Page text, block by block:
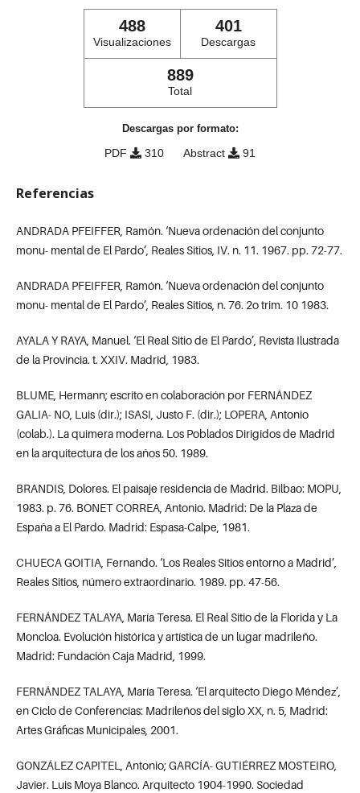
488
Visualizaciones
401
Descargas
889
Total
Descargas por formato:
PDF 310 Abstract 91
Referencias
ANDRADA PFEIFFER, Ramón. ‘Nueva ordenación del conjunto
monu- mental de El Pardo’, Reales Sitios, IV. n. 11. 1967. pp. 72-77.
ANDRADA PFEIFFER, Ramón. ‘Nueva ordenación del conjunto
monu- mental de El Pardo’, Reales Sitios, n. 76. 2o trim. 10 1983.
AYALA Y RAYA, Manuel. ‘El Real Sitio de El Pardo’, Revista Ilustrada
de la Provincia. t. XXIV. Madrid, 1983.
BLUME, Hermann; escrito en colaboración por FERNÁNDEZ
GALIA- NO, Luis (dir.); ISASI, Justo F. (dir.); LOPERA, Antonio
(colab.). La quimera moderna. Los Poblados Dirigidos de Madrid
en la arquitectura de los años 50. 1989.
BRANDIS, Dolores. El paisaje residencia de Madrid. Bilbao: MOPU,
1983. p. 76. BONET CORREA, Antonio. Madrid: De la Plaza de
España a El Pardo. Madrid: Espasa-Calpe, 1981.
CHUECA GOITIA, Fernando. ‘Los Reales Sitios entorno a Madrid’,
Reales Sitios, número extraordinario. 1989. pp. 47-56.
FERNÁNDEZ TALAYA, María Teresa. El Real Sitio de la Florida y La
Moncloa. Evolución histórica y artística de un lugar madrileño.
Madrid: Fundación Caja Madrid, 1999.
FERNÁNDEZ TALAYA, María Teresa. ‘El arquitecto Diego Méndez’,
en Ciclo de Conferencias: Madrileños del siglo XX, n. 5, Madrid:
Artes Gráficas Municipales, 2001.
GONZÁLEZ CAPITEL, Antonio; GARCÍA- GUTIÉRREZ MOSTEIRO,
Javier. Luis Moya Blanco. Arquitecto 1904-1990. Sociedad